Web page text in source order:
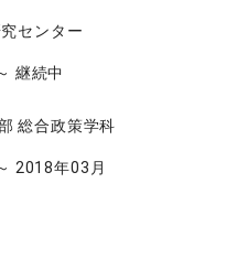
センター
継続中
総合政策学科
2018年03月